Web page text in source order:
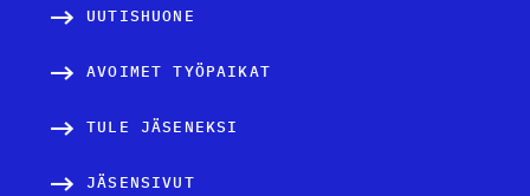
UUTISHUONE
AVOIMET TYÖPAIKAT
TULE JÄSENEKSI
JÄSENSIVUT